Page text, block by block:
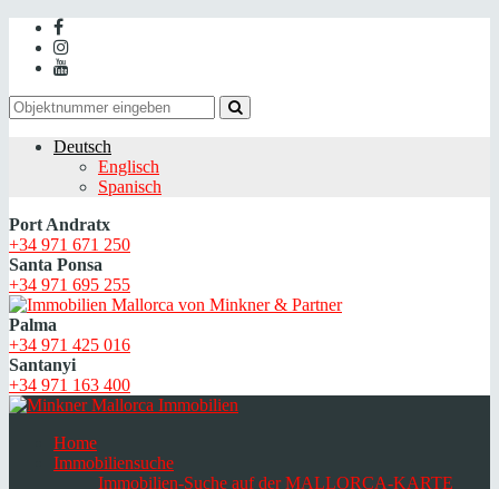
Deutsch
Englisch
Spanisch
Port Andratx
+34 971 671 250
Santa Ponsa
+34 971 695 255
Palma
+34 971 425 016
Santanyi
+34 971 163 400
Home
Immobiliensuche
Immobilien-Suche auf der MALLORCA-KARTE